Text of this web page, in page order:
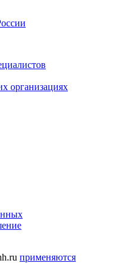
организациях
применяются